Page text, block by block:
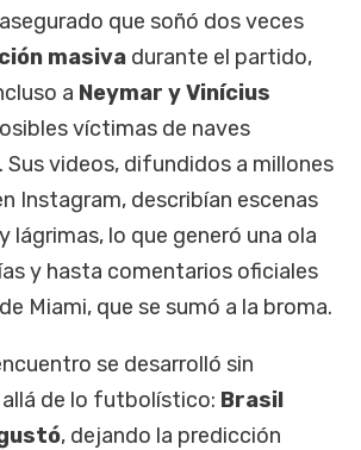
que soñó dos veces
masiva durante el partido,
a Neymar y Vinícius
víctimas de naves
videos, difundidos a millones
Instagram, describían escenas
lágrimas, lo que generó una ola
y hasta comentarios oficiales
Miami, que se sumó a la broma.
se desarrolló sin
de lo futbolístico: Brasil
, dejando la predicción